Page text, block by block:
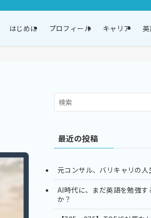
はじめに プロフィール キャリア
最近の投稿
元コンサル、バリキャリの
AI時代に、まだ英語を勉強す
か？